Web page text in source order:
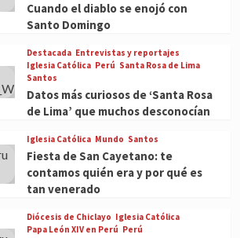
Cuando el diablo se enojó con
Santo Domingo
Destacada Entrevistas y reportajes
Iglesia Católica Perú Santa Rosa de Lima
Santos
Datos más curiosos de ‘Santa Rosa
de Lima’ que muchos desconocían
Iglesia Católica Mundo Santos
Fiesta de San Cayetano: te
contamos quién era y por qué es
tan venerado
Diócesis de Chiclayo Iglesia Católica
Papa León XIV en Perú Perú